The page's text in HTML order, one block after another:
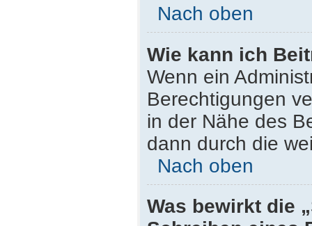
Nach oben
Wie kann ich
Wenn ein
Berechtigungen
in der Nähe des
dann durch die
Nach oben
Was bewirkt die